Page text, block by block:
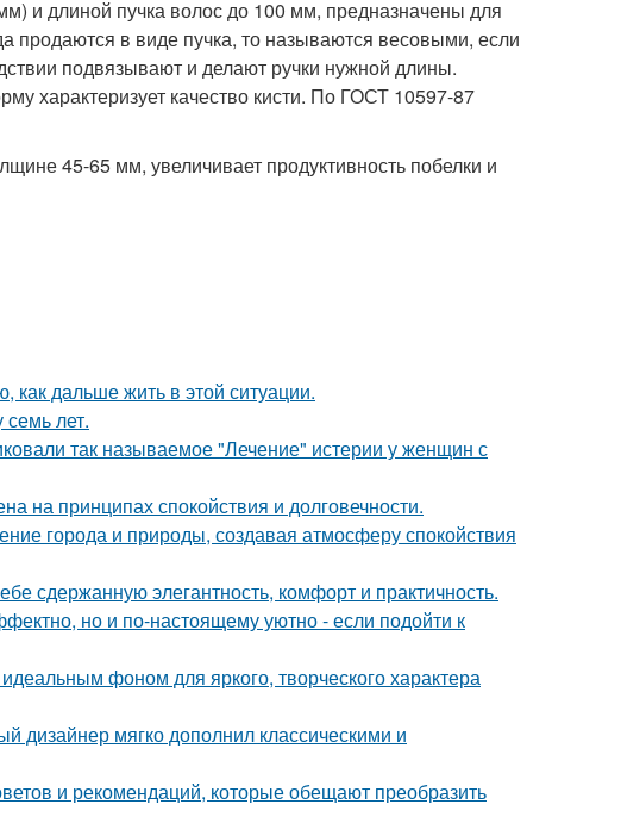
и длиной пучка волос до 100 мм, предназначены для
продаются в виде пучка, то называются весовыми, если
подвязывают и делают ручки нужной длины.
характеризует качество кисти. По ГОСТ 10597-87
45-65 мм, увеличивает продуктивность побелки и
как дальше жить в этой ситуации.
лет.
так называемое "Лечение" истерии у женщин с
на принципах спокойствия и долговечности.
города и природы, создавая атмосферу спокойствия
сдержанную элегантность, комфорт и практичность.
но и по-настоящему уютно - если подойти к
фоном для яркого, творческого характера
дизайнер мягко дополнил классическими и
и рекомендаций, которые обещают преобразить